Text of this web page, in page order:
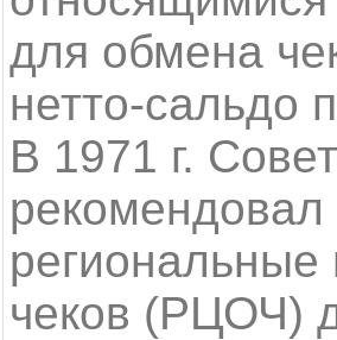
для обмена
нетто-сальдо
В 1971 г.
рекомендовал
региональные
чеков (РЦОЧ)